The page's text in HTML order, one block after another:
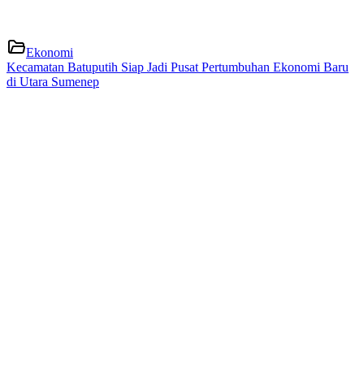
Ekonomi
Kecamatan Batuputih Siap Jadi Pusat Pertumbuhan Ekonomi Baru
di Utara Sumenep